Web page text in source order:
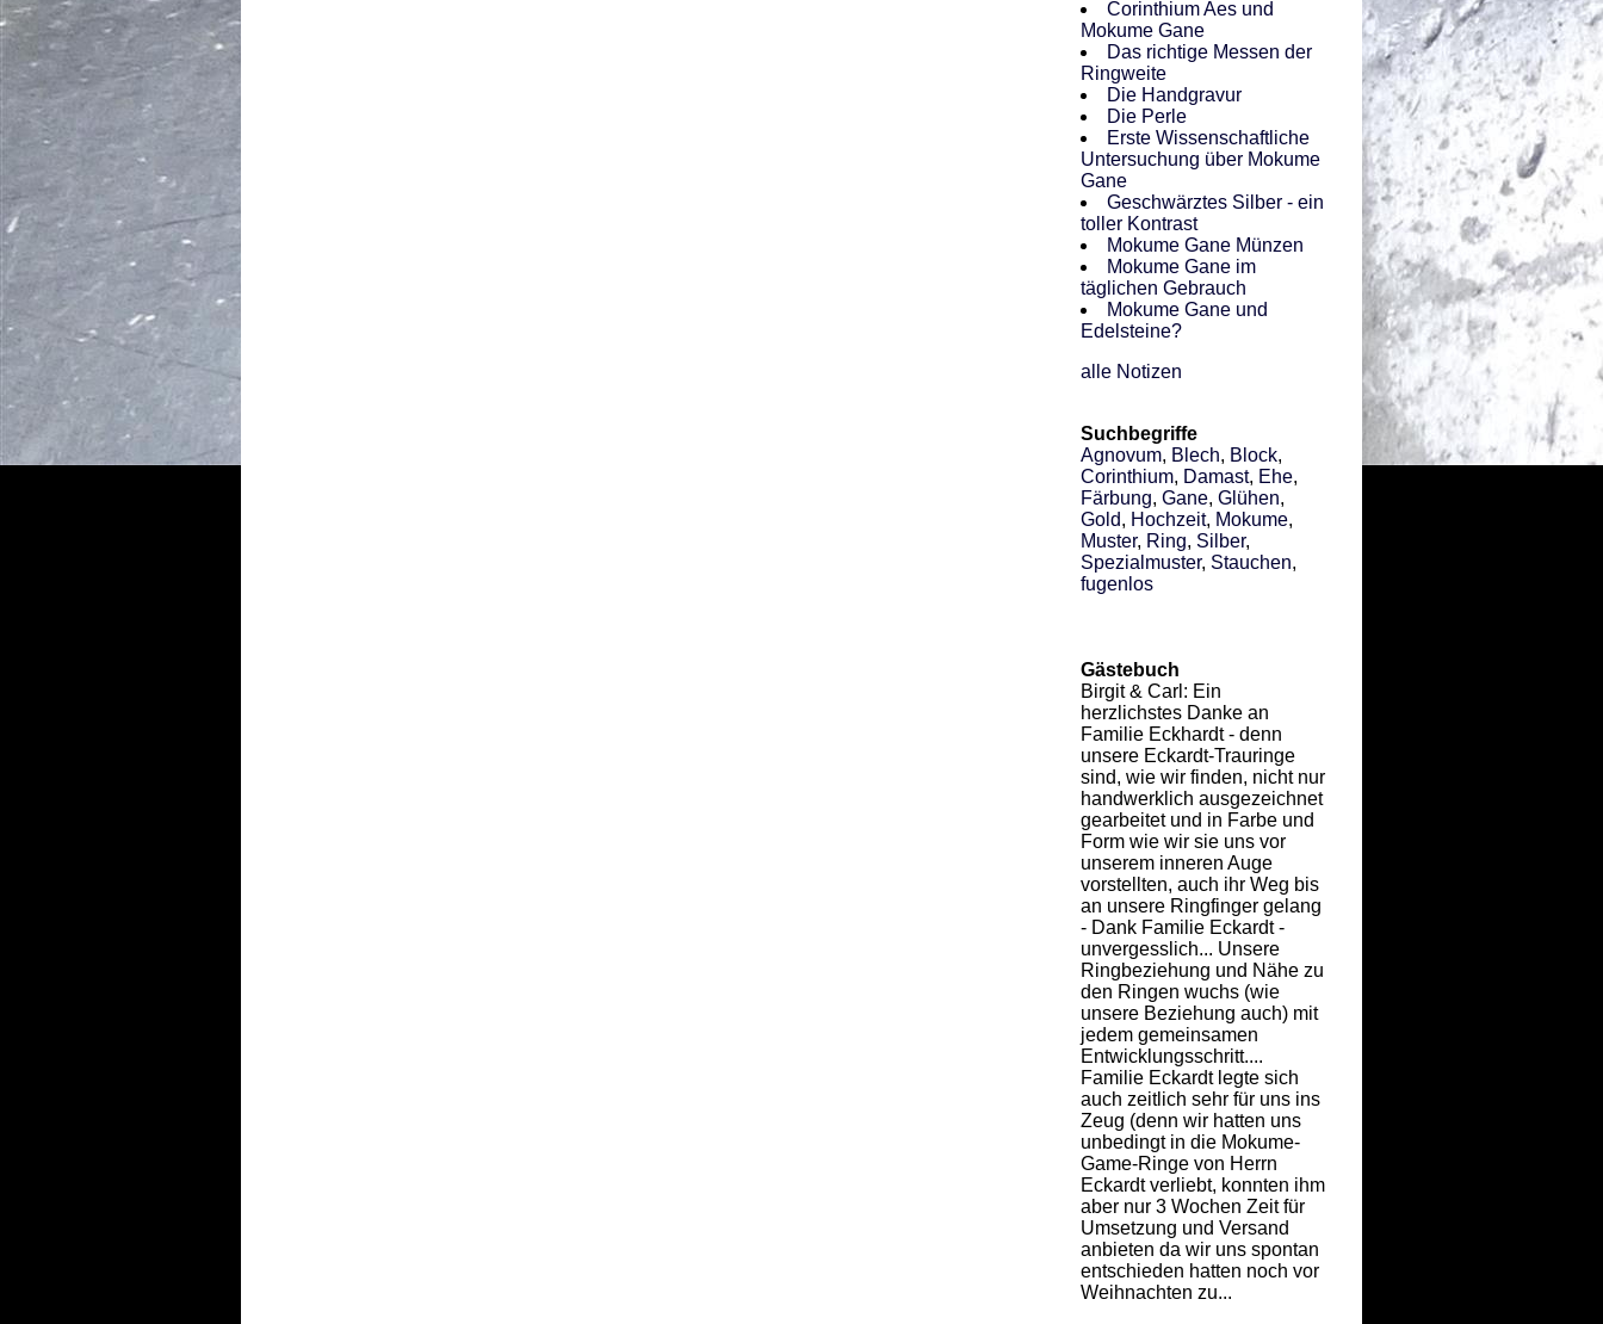
Corinthium Aes und
Mokume Gane
Das richtige Messen der
Ringweite
Die Handgravur
Die Perle
Erste Wissenschaftliche
Untersuchung über Mokume
Gane
Geschwärztes Silber - ein
toller Kontrast
Mokume Gane Münzen
Mokume Gane im
täglichen Gebrauch
Mokume Gane und
Edelsteine?
alle Notizen
Suchbegriffe
Agnovum, Blech, Block,
Corinthium, Damast, Ehe,
Färbung, Gane, Glühen,
Gold, Hochzeit, Mokume,
Muster, Ring, Silber,
Spezialmuster, Stauchen,
fugenlos
Gästebuch
Birgit & Carl: Ein
herzlichstes Danke an
Familie Eckhardt - denn
unsere Eckardt-Trauringe
sind, wie wir finden, nicht nur
handwerklich ausgezeichnet
gearbeitet und in Farbe und
Form wie wir sie uns vor
unserem inneren Auge
vorstellten, auch ihr Weg bis
an unsere Ringfinger gelang
- Dank Familie Eckardt -
unvergesslich... Unsere
Ringbeziehung und Nähe zu
den Ringen wuchs (wie
unsere Beziehung auch) mit
jedem gemeinsamen
Entwicklungsschritt....
Familie Eckardt legte sich
auch zeitlich sehr für uns ins
Zeug (denn wir hatten uns
unbedingt in die Mokume-
Game-Ringe von Herrn
Eckardt verliebt, konnten ihm
aber nur 3 Wochen Zeit für
Umsetzung und Versand
anbieten da wir uns spontan
entschieden hatten noch vor
Weihnachten zu...